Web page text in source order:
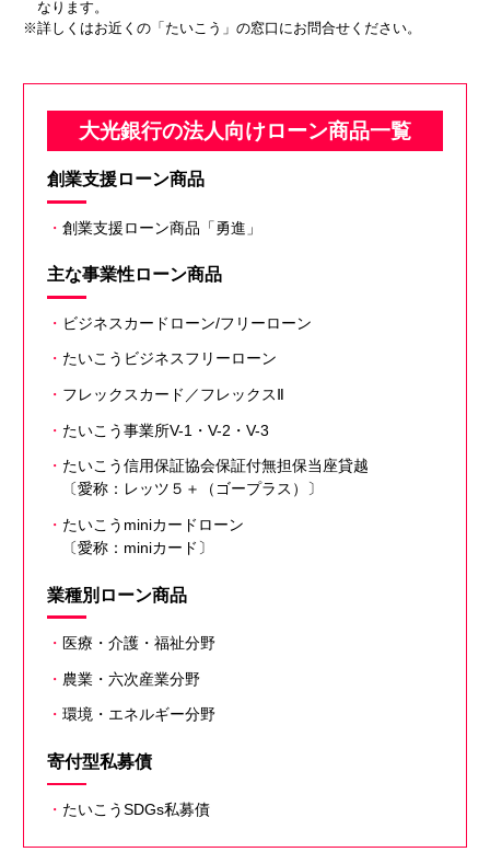
なります。
※詳しくはお近くの「たいこう」の窓口にお問合せください。
大光銀行の法人向けローン商品一覧
創業支援ローン商品
・ 創業支援ローン商品「勇進」
主な事業性ローン商品
・ ビジネスカードローン/フリーローン
・ たいこうビジネスフリーローン
・ フレックスカード／フレックスⅡ
・ たいこう事業所V-1・V-2・V-3
・ たいこう信用保証協会保証付無担保当座貸越
〔愛称：レッツ５＋（ゴープラス）〕
・ たいこうminiカードローン
〔愛称：miniカード〕
業種別ローン商品
・ 医療・介護・福祉分野
・ 農業・六次産業分野
・ 環境・エネルギー分野
寄付型私募債
・ たいこうSDGs私募債